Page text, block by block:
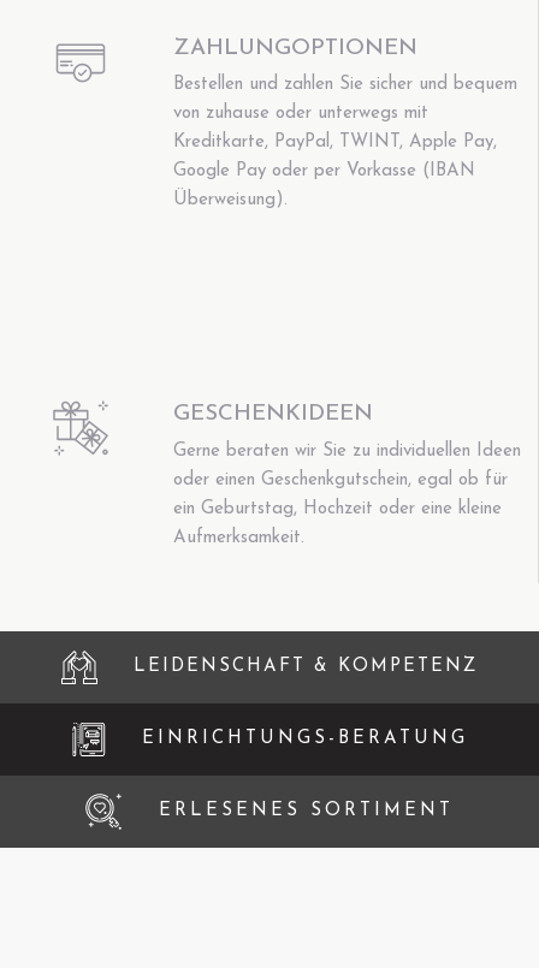
ZAHLUNGOPTIONEN
Bestellen und zahlen Sie sicher und bequem
von zuhause oder unterwegs mit
Kreditkarte, PayPal, TWINT, Apple Pay,
Google Pay oder per Vorkasse (IBAN
Überweisung).
GESCHENKIDEEN
Gerne beraten wir Sie zu individuellen Ideen
oder einen Geschenkgutschein, egal ob für
ein Geburtstag, Hochzeit oder eine kleine
Aufmerksamkeit.
LEIDENSCHAFT & KOMPETENZ
EINRICHTUNGS-BERATUNG
ERLESENES SORTIMENT